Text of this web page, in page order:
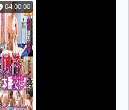
04:00:00